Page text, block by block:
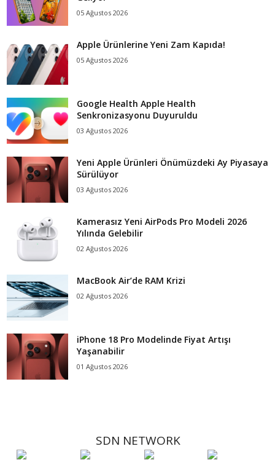
05 Ağustos 2026
Apple Ürünlerine Yeni Zam Kapıda!
05 Ağustos 2026
Google Health Apple Health
Senkronizasyonu Duyuruldu
03 Ağustos 2026
Yeni Apple Ürünleri Önümüzdeki Ay Piyasaya
Sürülüyor
03 Ağustos 2026
Kamerasız Yeni AirPods Pro Modeli 2026
Yılında Gelebilir
02 Ağustos 2026
MacBook Air’de RAM Krizi
02 Ağustos 2026
iPhone 18 Pro Modelinde Fiyat Artışı
Yaşanabilir
01 Ağustos 2026
SDN NETWORK